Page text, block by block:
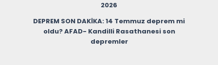
2026
DEPREM SON DAKİKA: 14 Temmuz deprem mi
oldu? AFAD- Kandilli Rasathanesi son
depremler